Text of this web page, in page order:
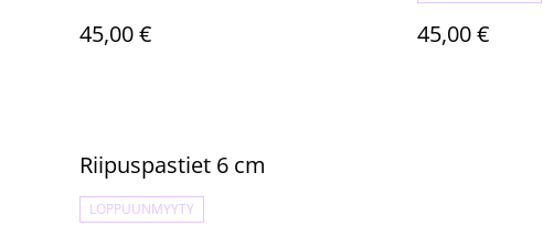
45,00 € 45,00 €
Riipuspastiet 6 cm
LOPPUUNMYYTY